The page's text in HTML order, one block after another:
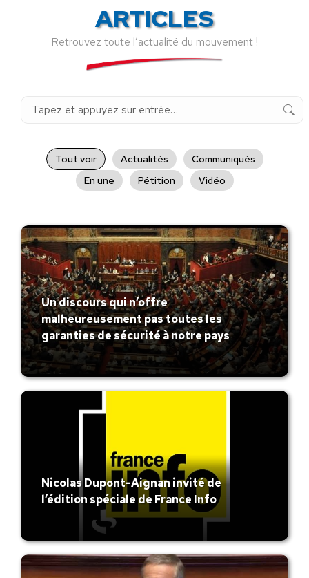
ARTICLES
Retrouvez toute l’actualité du mouvement !
Recherche
Tout voir Actualités
Communiqués
En une
Pétition Vidéo
Un discours qui n’offre
malheureusement pas toutes les
garanties de sécurité à notre pays
Nicolas Dupont-Aignan invité de
l’édition spéciale de France Info